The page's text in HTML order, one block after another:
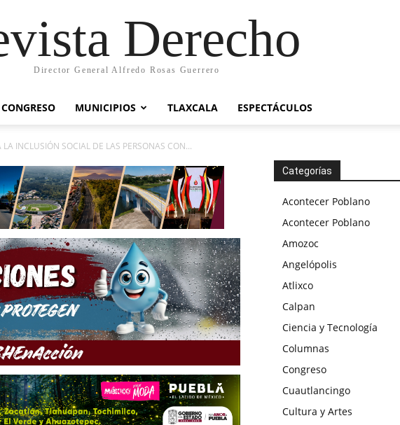
Derecho
Director General Alfredo Rosas Guerrero
CONGRESO MUNICIPIOS TLAXCALA ESPECTÁCULOS
INCLUSIÓN SOCIAL DE LAS PERSONAS CON...
Categorías
Acontecer Poblano
Acontecer Poblano
Amozoc
Angelópolis
Atlixco
Calpan
Ciencia y Tecnología
Columnas
Congreso
Cuautlancingo
Cultura y Artes